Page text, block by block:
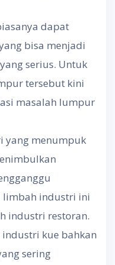
dapat
bisa menjadi
serius. Untuk
tersebut kini
masalah lumpur
yang menumpuk
limbah industri ini
industri restoran.
kue bahkan
sering